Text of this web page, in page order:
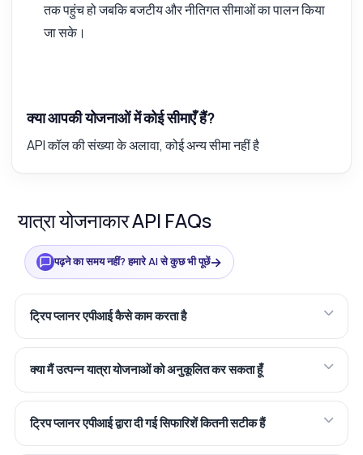
तक पहुंच हो जबकि बजटीय और नीतिगत सीमाओं का पालन किया
जा सके।
क्या आपकी योजनाओं में कोई सीमाएँ हैं?
API कॉल की संख्या के अलावा, कोई अन्य सीमा नहीं है
यात्रा योजनाकार API FAQs
पढ़ने का समय नहीं? हमारे AI से कुछ भी पूछें→
ट्रिप प्लानर एपीआई कैसे काम करता है
क्या मैं उत्पन्न यात्रा योजनाओं को अनुकूलित कर सकता हूँ
ट्रिप प्लानर एपीआई द्वारा दी गई सिफारिशें कितनी सटीक हैं